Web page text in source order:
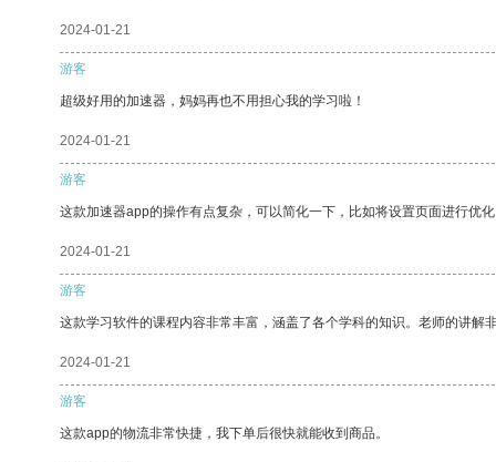
2024-01-21
游客
超级好用的加速器，妈妈再也不用担心我的学习啦！
2024-01-21
游客
这款加速器app的操作有点复杂，可以简化一下，比如将设置页面进行优
2024-01-21
游客
这款学习软件的课程内容非常丰富，涵盖了各个学科的知识。老师的讲解
2024-01-21
游客
这款app的物流非常快捷，我下单后很快就能收到商品。